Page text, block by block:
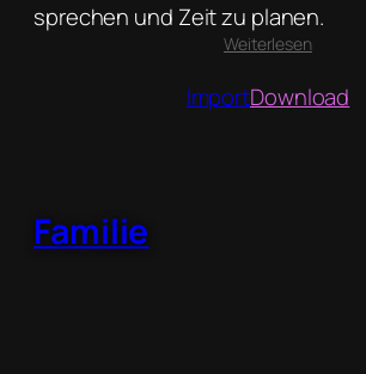
sprechen und Zeit zu planen.
Weiterlesen:
ImportDownload
Familie